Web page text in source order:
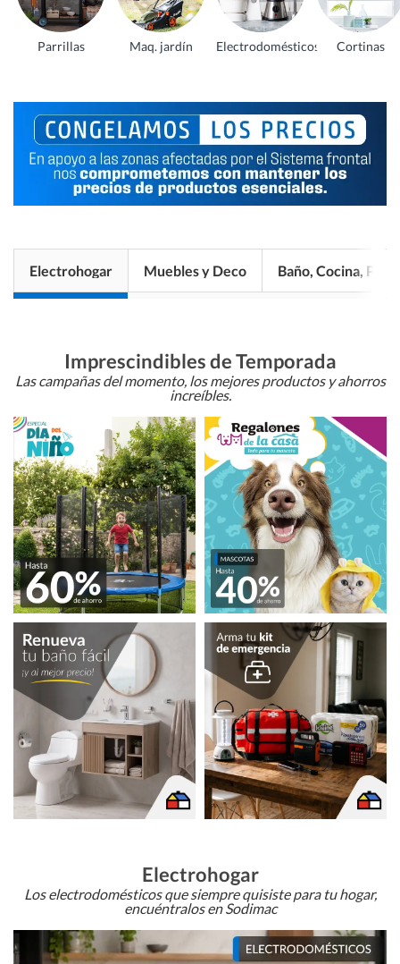
Parrillas Maq. jardín Electrodomésticos Cortinas
Electrohogar Muebles y Deco Baño, Cocina, Pisos
Imprescindibles de Temporada
Las campañas del momento, los mejores productos y ahorros
increíbles.
Electrohogar
Los electrodomésticos que siempre quisiste para tu hogar,
encuéntralos en Sodimac